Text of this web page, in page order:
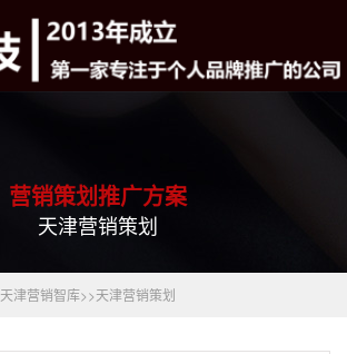
营销策划推广方案
天津营销策划
天津营销智库>>天津营销策划